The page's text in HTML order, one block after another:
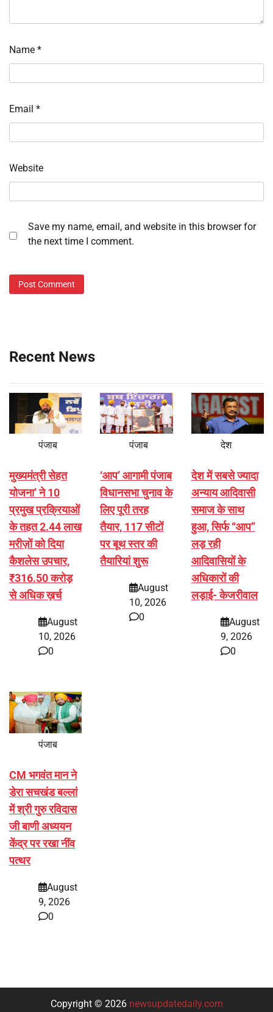
Name *
Email *
Website
Save my name, email, and website in this browser for
the next time I comment.
Recent News
पंजाब
मुख्यमंत्री सेहत
योजना’ ने 10
प्रमुख प्रक्रियाओं
के तहत 2.44 लाख
मरीज़ों को दिया
कैशलेस उपचार,
₹316.50 करोड़
से अधिक ख़र्च
August
10, 2026
0
पंजाब
‘आप’ आगामी पंजाब
विधानसभा चुनाव के
लिए पूरी तरह
तैयार, 117 सीटों
पर बूथ स्तर की
तैयारियां शुरू
August
10, 2026
0
देश
देश में सबसे ज्यादा
अन्याय आदिवासी
समाज के साथ
हुआ, सिर्फ ‘‘आप’’
लड़ रही
आदिवासियों के
अधिकारों की
लड़ाई- केजरीवाल
August
9, 2026
0
पंजाब
CM भगवंत मान ने
डेरा सचखंड बल्लां
में श्री गुरु रविदास
जी बाणी अध्ययन
केंद्र पर रखा नींव
पत्थर
August
9, 2026
0
Copyright © 2026 newsupdatedaily.com